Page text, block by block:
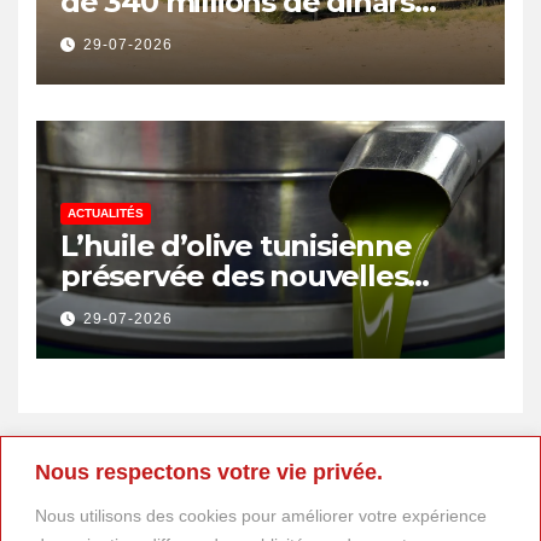
Nous respectons votre vie privée.
Nous utilisons des cookies pour améliorer votre expérience
pour renforcer la transition
énergétique et créer 400
emplois
29-07-2026
ACTUALITÉS
L’huile d’olive tunisienne
préservée des nouvelles
surtaxes américaines de
Donald Trump
29-07-2026